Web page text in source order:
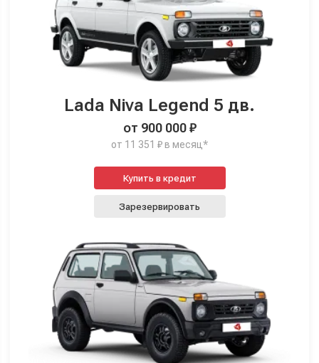
Lada Niva Legend 5 дв.
от 900 000 ₽
от 11 351 ₽ в месяц*
Купить в кредит
Зарезервировать